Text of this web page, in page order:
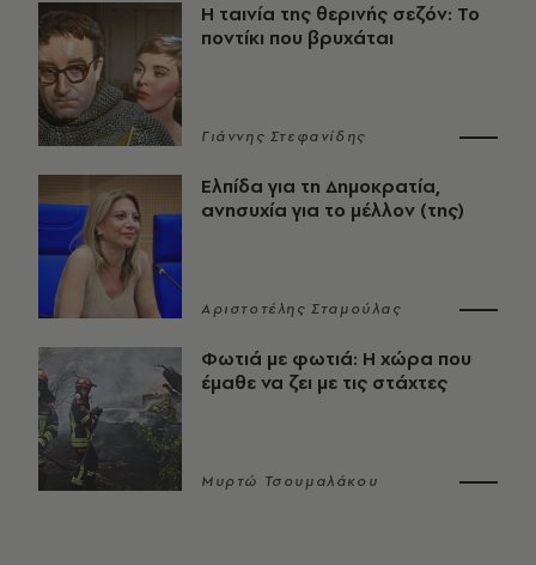
Η ταινία της θερινής σεζόν: Το
ποντίκι που βρυχάται
Γιάννης Στεφανίδης
Ελπίδα για τη Δημοκρατία,
ανησυχία για το μέλλον (της)
Αριστοτέλης Σταμούλας
Φωτιά με φωτιά: Η χώρα που
έμαθε να ζει με τις στάχτες
Μυρτώ Τσουμαλάκου